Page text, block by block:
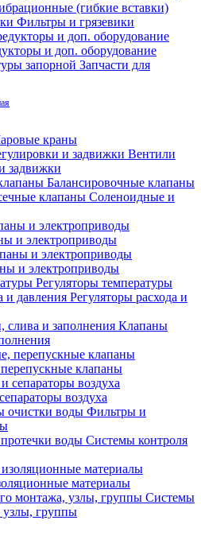
(гибкие вставки)
Фильтры и грязевики
и доп. оборудование
Запчасти для
краны
Вентили
задвижки
Балансировочные клапаны
Соленоидные и
и электроприводы
и электроприводы
Регуляторы температуры
Регуляторы расхода и
Клапаны
клапаны
воздуха
Фильтры и
Системы контроля
материалы
Системы
узлы, группы